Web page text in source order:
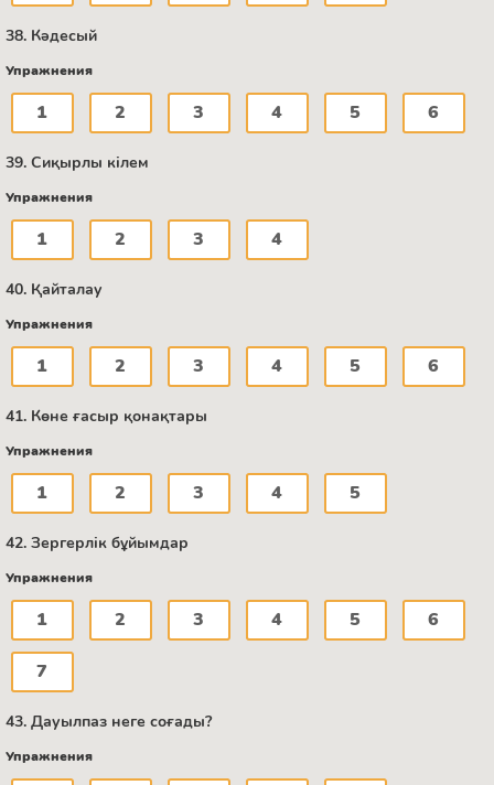
38. Кәдесый
Упражнения
1 2 3 4 5 6
39. Сиқырлы кілем
Упражнения
1 2 3 4
40. Қайталау
Упражнения
1 2 3 4 5 6
41. Көне ғасыр қонақтары
Упражнения
1 2 3 4 5
42. Зергерлік бұйымдар
Упражнения
1 2 3 4 5 6
7
43. Дауылпаз неге соғады?
Упражнения